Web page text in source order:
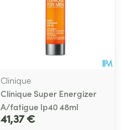
Clinique
Clinique Super Energizer
A/fatigue Ip40 48ml
41,37 €